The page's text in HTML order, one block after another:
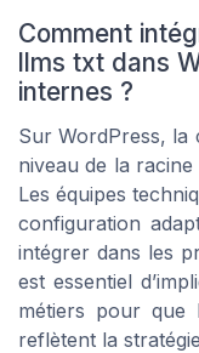
Comment
llms txt dans
internes ?
Sur WordPress, la
niveau de la
Les équipes
configuration
intégrer dans les
est essentiel
métiers pour que
reflètent la